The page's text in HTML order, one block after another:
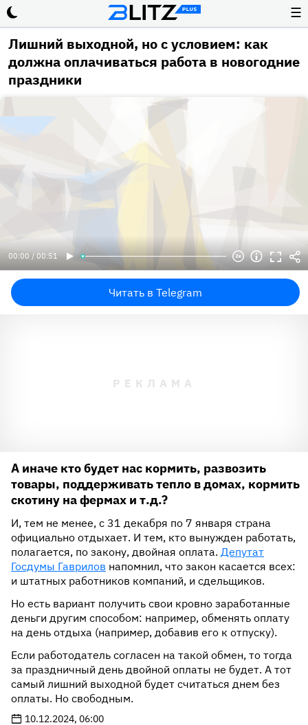
☰
Лишний выходной, но с условием: как
должна оплачиваться работа в новогодние
праздники
00:00 / 00:51
Читать в Telegram
А иначе кто будет нас кормить, развозить
товары, поддерживать тепло в домах, кормить
скотину на фермах и т.д.?
И, тем не менее, с 31 декабря по 7 января страна
официально отдыхает. И тем, кто вынужден работать,
полагается, по закону, двойная оплата. Депутат
Госдумы Гаврилов напомнил, что закон касается всех:
и штатных работников компаний, и сдельщиков.
Но есть вариант получить свои кровно заработанные
деньги другим способом: например, обменять оплату
на день отдыха (например, добавив его к отпуску).
Если работодатель согласен на такой обмен, то тогда
за праздничный день двойной оплаты не будет. А тот
самый лишний выходной будет считаться днем без
оплаты. Но свободным.
10.12.2024, 06:00